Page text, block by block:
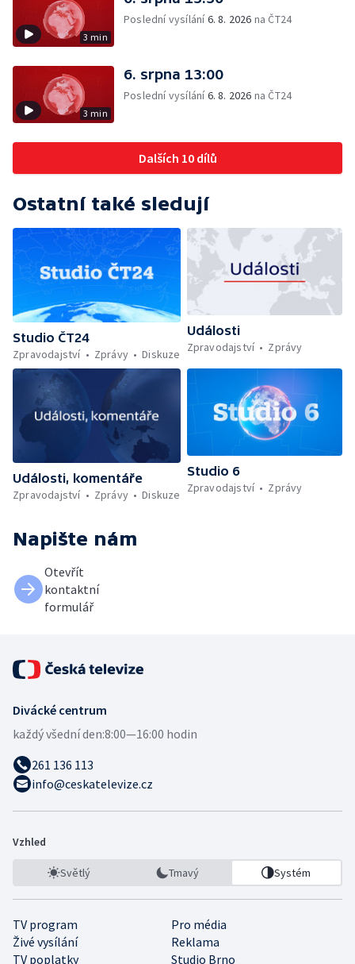
3 min
Poslední vysílání6. 8. 2026 na ČT24
3 min
6. srpna 13:00
Poslední vysílání6. 8. 2026 na ČT24
Dalších 10 dílů
Ostatní také sledují
Studio ČT24
Zpravodajství
Zprávy Diskuze
Události
Zpravodajství
Zprávy
Události, komentáře
Zpravodajství
Zprávy Diskuze
Studio 6
Zpravodajství
Zprávy
Napište nám
Otevřít
kontaktní
formulář
Divácké centrum
každý všední den:8:00—16:00 hodin
261 136 113
info@ceskatelevize.cz
Vzhled
Světlý Tmavý Systém
TV program
Pro média
Živé vysílání
Reklama
TV poplatky
Studio Brno